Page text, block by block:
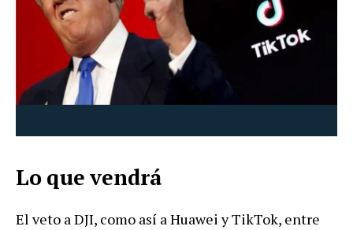
Lo que vendrá
El veto a DJI, como así a Huawei y TikTok, entre